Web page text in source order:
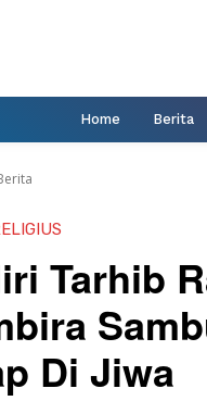
Home Berita
Tarhib
Di Jiwa